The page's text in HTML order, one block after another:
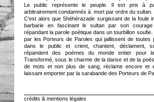
Le public représente le peuple. Il est pris à
arbitrairement condamnés à mort par ordre du sultan.
C’est alors que Shéhérazade surgissant de la foule
barbarie en fascinant le sultan par son courage
répandant la parole poétique dans un tourbillon
par les Porteurs de Paroles qui jaillissent de toutes
dans le public et crient, chantent, déclament,
répandent des poèmes du monde entier pour
Transformé, sous le charme de la danse et de la
de mots et non plus de sang, réclame encore et
laissant emporter par la sarabande des Porteurs de
crédits & mentions légales